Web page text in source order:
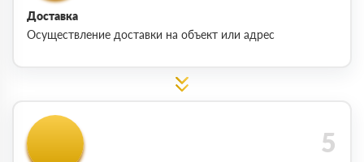
Доставка
Осуществление доставки на объект или адрес